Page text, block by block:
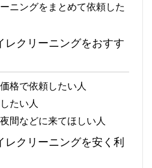
ニングをまとめて依頼した
レクリーニングをおすす
格で依頼したい人
たい人
間などに来てほしい人
レクリーニングを安く利